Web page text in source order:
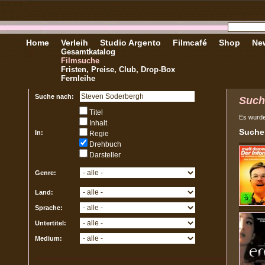
Home Verleih
Gesamtkatalog
Filmsuche
Fristen, Preise, Club, Drop-Box
Fernleihe
Studio Argento Filmcafé Shop
Suche nach:
In:
Titel
Inhalt
Regie
Drehbuch
Darsteller
Genre:
Land:
Sprache:
Untertitel:
Medium:
Es